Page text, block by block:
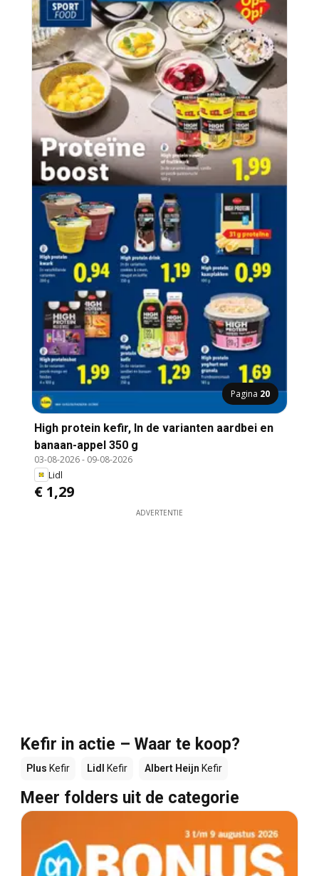
Pagina 20
High protein kefir, In de varianten aardbei en
banaan-appel 350 g
03-08-2026- 09-08-2026
Lidl
€ 1,29
ADVERTENTIE
Kefir in actie – Waar te koop?
Plus Kefir Lidl Kefir Albert Heijn Kefir
Meer folders uit de categorie